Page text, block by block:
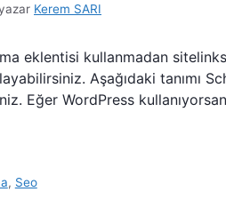
Kerem SARI
eklentisi kullanmadan
Aşağıdaki tanımı
Eğer WordPress
, Seo